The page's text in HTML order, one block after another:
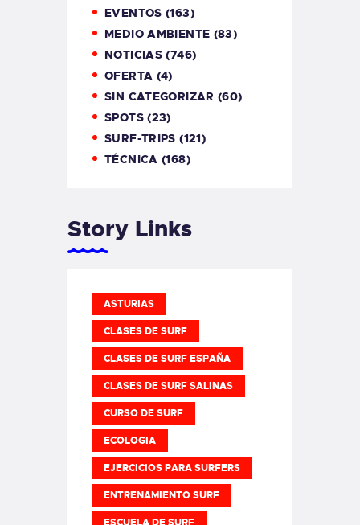
EVENTOS (163)
MEDIO AMBIENTE (83)
NOTICIAS (746)
OFERTA (4)
SIN CATEGORIZAR (60)
SPOTS(23)
SURF-TRIPS (121)
TÉCNICA (168)
Story Links
ASTURIAS
CLASES DE SURF
CLASES DE SURF ESPAÑA
CLASES DE SURF SALINAS
CURSO DE SURF
ECOLOGIA
EJERCICIOS PARA SURFERS
ENTRENAMIENTO SURF
ESCUELA DE SURF